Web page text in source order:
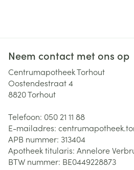
Neem contact met ons op
Centrumapotheek Torhout
Oostendestraat 4
8820Torhout
Telefoon: 050 21 11 88
E-mailadres:
APB nummer: 313404
Apotheek titularis: Annelore
BTW nummer: BE0449228873